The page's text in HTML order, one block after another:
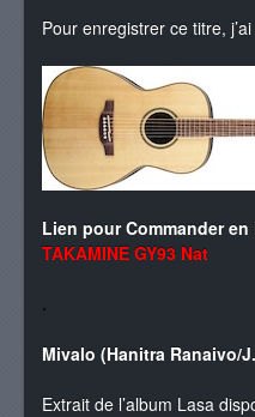
Pour enregistrer ce titre,
Lien pour Commander en
TAKAMINE GY93 Nat
.
Mivalo (Hanitra Ranaivo/
Extrait de l’album Lasa